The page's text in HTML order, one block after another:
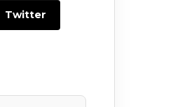
Twitter